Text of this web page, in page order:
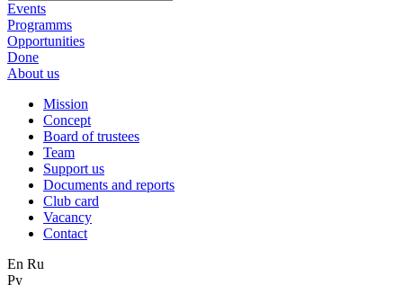
Events
Programms
Opportunities
Done
About us
Mission
Concept
Board of trustees
Team
Support us
Documents and reports
Club card
Vacancy
Contact
En Ru
Ру